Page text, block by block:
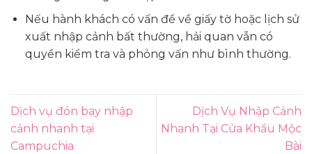
Nếu hành khách có vấn đề về giấy tờ hoặc lịch sử
xuất nhập cảnh bất thường, hải quan vẫn có
quyền kiểm tra và phỏng vấn như bình thường.
Dịch vụ đón bay nhập
cảnh nhanh tại
Campuchia
Dịch Vụ Nhập Cảnh
Nhanh Tại Cửa Khẩu Mộc
Bài